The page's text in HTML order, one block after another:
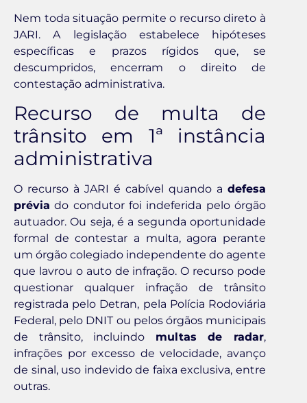
Nem toda situação permite o recurso direto à
JARI. A legislação estabelece hipóteses
específicas e prazos rígidos que, se
descumpridos, encerram o direito de
contestação administrativa.
Recurso de multa de
trânsito em 1ª instância
administrativa
O recurso à JARI é cabível quando a defesa
prévia do condutor foi indeferida pelo órgão
autuador. Ou seja, é a segunda oportunidade
formal de contestar a multa, agora perante
um órgão colegiado independente do agente
que lavrou o auto de infração. O recurso pode
questionar qualquer infração de trânsito
registrada pelo Detran, pela Polícia Rodoviária
Federal, pelo DNIT ou pelos órgãos municipais
de trânsito, incluindo multas de radar,
infrações por excesso de velocidade, avanço
de sinal, uso indevido de faixa exclusiva, entre
outras.